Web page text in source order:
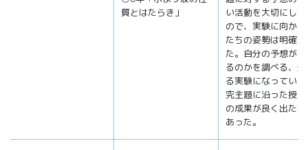
質とはたらき」
い活動を大切にし
ので、実験に向か
たちの姿勢は明確
た。自分の予想が
るのかを調べる、
る実験になってい
究主題に沿った授
の成果が良く出た
あった。